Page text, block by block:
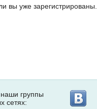
вы уже зарегистрированы.
наши группы
сетях: